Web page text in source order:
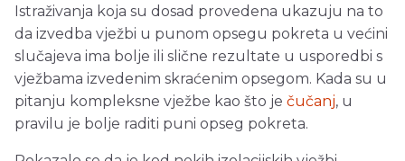
Istraživanja koja su dosad provedena ukazuju na to
da izvedba vježbi u punom opsegu pokreta u većini
slučajeva ima bolje ili slične rezultate u usporedbi s
vježbama izvedenim skraćenim opsegom. Kada su u
pitanju kompleksne vježbe kao što je čučanj, u
pravilu je bolje raditi puni opseg pokreta.